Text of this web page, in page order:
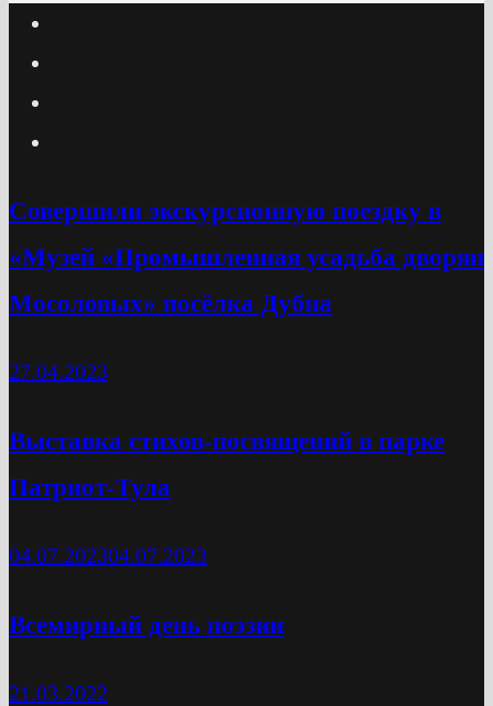
Cовершили экскурсионную поездку в
«Музей «Промышленная усадьба дворян
Мосоловых» посёлка Дубна
27.04.2023
Выставка стихов-посвящений в парке
Патриот-Тула
04.07.202304.07.2023
Всемирный день поэзии
21.03.2022